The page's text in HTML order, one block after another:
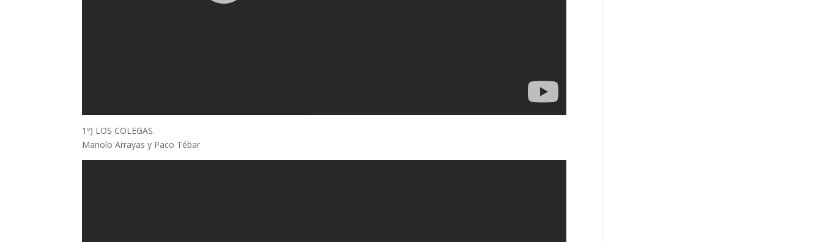
1º) LOS COLEGAS.
Manolo Arrayas y Paco Tébar